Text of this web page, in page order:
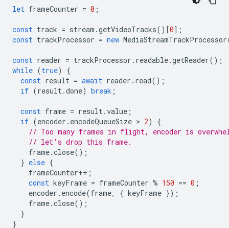
let frameCounter = 0 ;
const track = stream .getVideoTracks()[0];
const trackProcessor = new MediaStreamTrackProcessor
const reader = trackProcessor . readable.getReader();
while (true)
{
const result = await reader . read();
if (result .done) break ;
const frame = result .value ;
if (encoder . encodeQueueSize > 2)
{
// Too many frames in flight, encoder is
// let's drop this frame.
frame.close();
} else {
frameCounter++ ;
const keyFrame = frameCounter % 150 == 0 ;
encoder . encode(frame, { keyFrame });
frame.close();
}
}